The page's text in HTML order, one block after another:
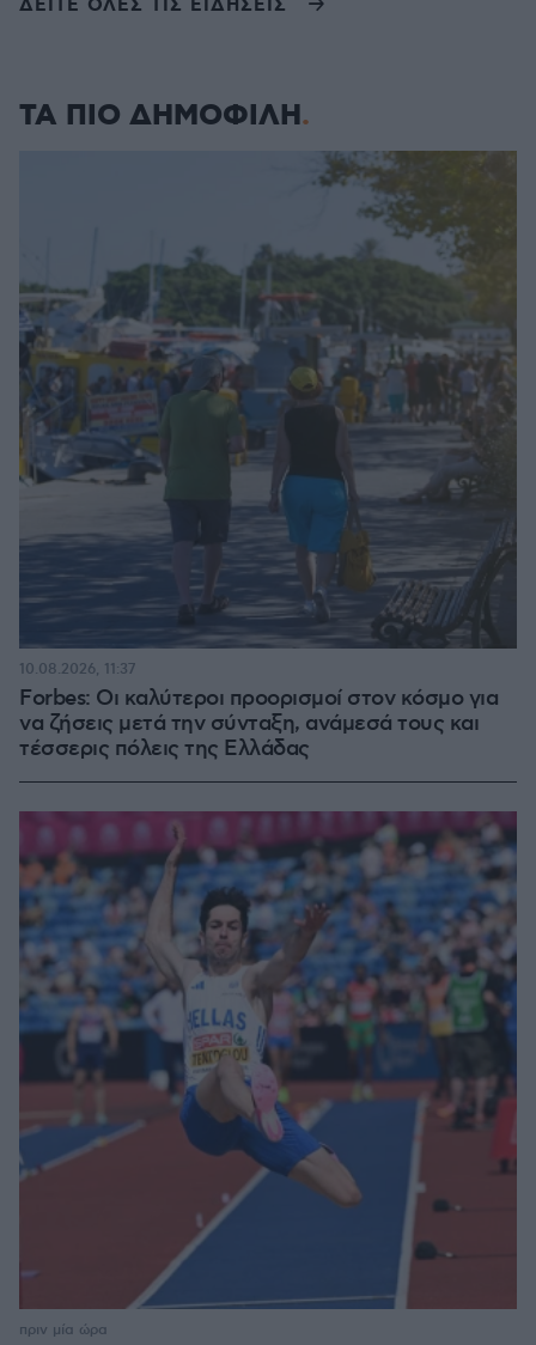
ΔΕΙΤΕ ΟΛΕΣ ΤΙΣ ΕΙΔΗΣΕΙΣ
ΤΑ ΠΙΟ ΔΗΜΟΦΙΛΗ
Forbes: Οι καλύτεροι προορισμοί στον κόσμο για
να ζήσεις μετά την σύνταξη, ανάμεσά τους και
τέσσερις πόλεις της Ελλάδας
10.08.2026, 11:37
πριν μία ώρα